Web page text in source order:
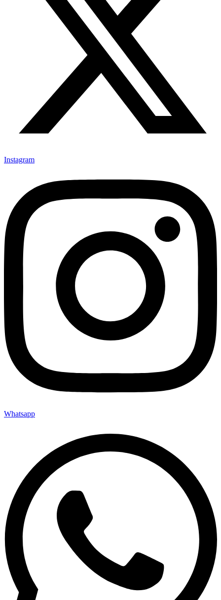
Instagram
Whatsapp